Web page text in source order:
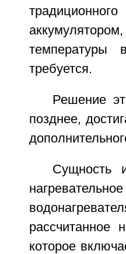
температуры
требуется.
Решение
позднее,
Сущность
рассчитанное
которое